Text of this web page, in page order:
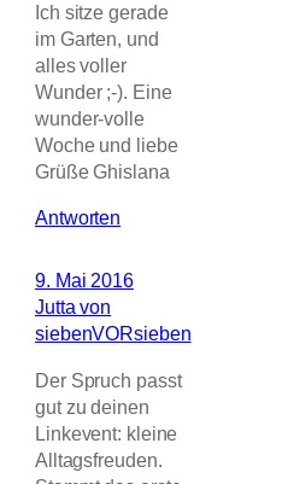
Ich sitze gerade
im Garten, und
alles voller
Wunder ;-). Eine
wunder-volle
Woche und liebe
Grüße Ghislana
Antworten
9. Mai 2016
Jutta von
siebenVORsieben
Der Spruch passt
gut zu deinen
Linkevent: kleine
Alltagsfreuden.